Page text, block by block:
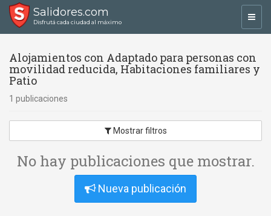
Salidores.com
Disfrutá cada ciudad al máximo
Alojamientos con Adaptado para personas con
movilidad reducida, Habitaciones familiares y
Patio
1 publicaciones
Mostrar filtros
No hay publicaciones que mostrar.
Nueva publicación